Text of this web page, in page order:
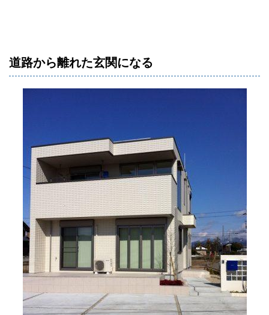
道路から離れた玄関になる